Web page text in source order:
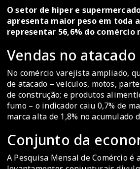
O setor de hiper e
apresenta maior peso em toda
representar 56,6% do comércio
Vendas no atacado
No comércio varejista ampliado,
de atacado – veículos, motos,
de construção; e produtos
fumo – o indicador caiu 0,7% de
marca alta de 1,8% no acumulado
Conjunto da
A Pesquisa Mensal de Comércio é